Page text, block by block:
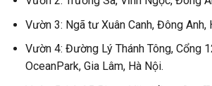
Vườn 3: Ngã tư Xuân Canh, Đông Anh,
Vườn 4: Đường Lý Thánh Tông, Cổng
OceanPark, Gia Lâm, Hà Nội.